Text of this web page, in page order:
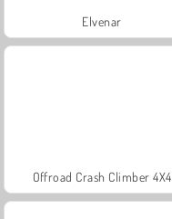
Elvenar
Offroad Crash Climber 4X4